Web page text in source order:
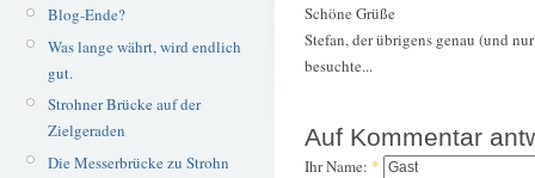
Blog-Ende?
Was lange währt, wird endlich
gut.
Strohner Brücke auf der
Zielgeraden
Die Messerbrücke zu Strohn
Schöne Grüße
Stefan, der übrigens genau (und
besuchte...
Auf Kommentar
Ihr Name: *